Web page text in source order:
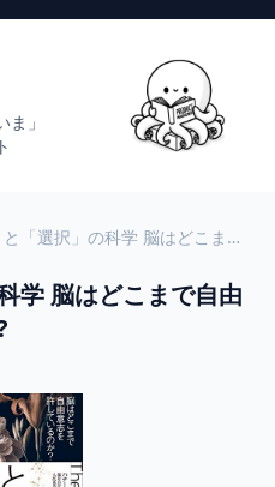
」
「運命」と「選択」の科学 脳はどこまで自由意志を許しているのか?
学 脳はどこまで自由